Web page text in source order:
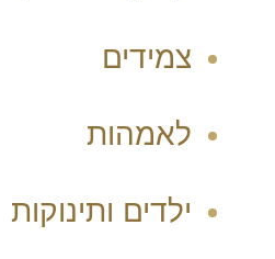
צמידים
לאמהות
ילדים ותינוקות